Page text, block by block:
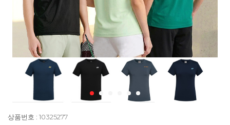
상품번호 : 10325277